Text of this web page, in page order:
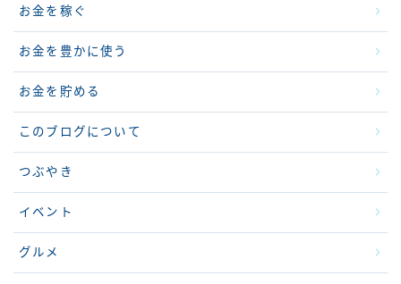
お金を稼ぐ
お金を豊かに使う
お金を貯める
このブログについて
つぶやき
イベント
グルメ